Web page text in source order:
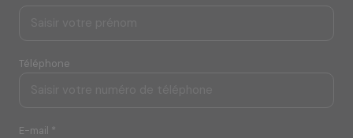
Téléphone
E-mail *